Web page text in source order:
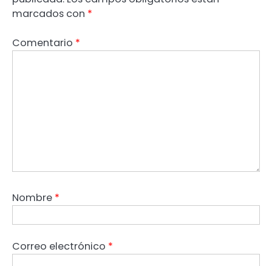
marcados con *
Comentario *
Nombre *
Correo electrónico *